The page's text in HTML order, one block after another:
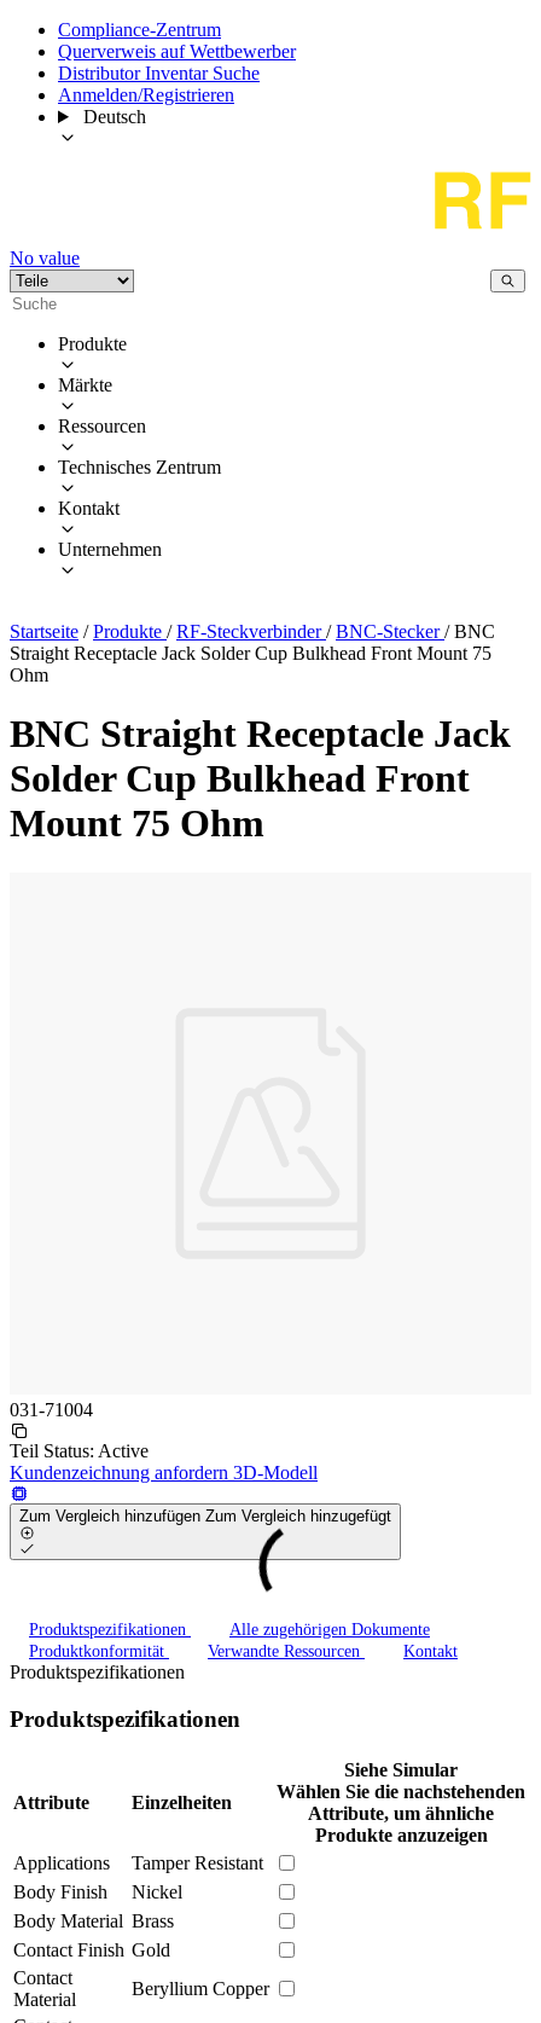
Compliance-Zentrum
Querverweis auf Wettbewerber
Distributor Inventar Suche
Anmelden/Registrieren
Deutsch
No value
Produkte
Märkte
Ressourcen
Technisches Zentrum
Kontakt
Unternehmen
Startseite / Produkte / RF-Steckverbinder/ BNC-Stecker/ BNC
Straight Receptacle Jack Solder Cup Bulkhead Front Mount 75
Ohm
BNC Straight Receptacle Jack
Solder Cup Bulkhead Front
Mount 75 Ohm
031-71004
Teil Status: Active
Kundenzeichnung anfordern 3D-Modell
Zum Vergleich hinzufügen Zum Vergleich hinzugefügt
Produktspezifikationen
Alle zugehörigen Dokumente
Produktkonformität
Verwandte Ressourcen Kontakt
Produktspezifikationen
Produktspezifikationen
Attribute Einzelheiten
Siehe Simular
Wählen Sie die nachstehenden
Attribute, um ähnliche
Produkte anzuzeigen
Applications
Tamper Resistant
Body Finish
Nickel
Body Material Brass
Contact Finish Gold
Contact
Material
Beryllium Copper